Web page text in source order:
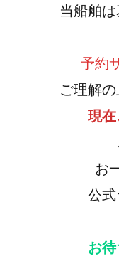
当船舶
予約
ご理解の
現
お
公
お待